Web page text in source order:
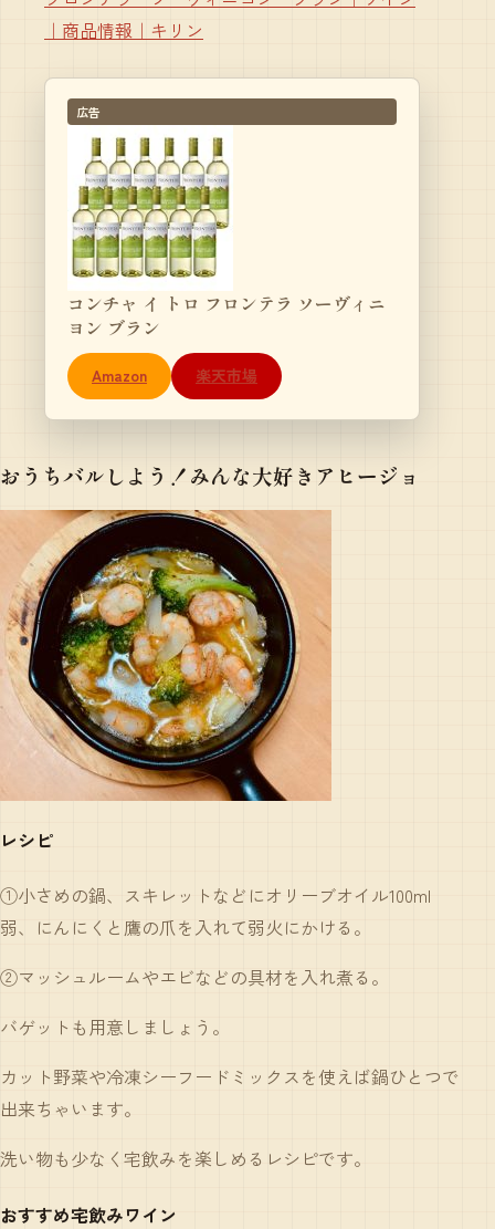
｜商品情報｜キリン
広告
コンチャ イ トロ フロンテラ ソーヴィニ
ヨン ブラン
Amazon 楽天市場
おうちバルしよう！みんな大好きアヒージョ
レシピ
①小さめの鍋、スキレットなどにオリーブオイル100ml
弱、にんにくと鷹の爪を入れて弱火にかける。
②マッシュルームやエビなどの具材を入れ煮る。
バゲットも用意しましょう。
カット野菜や冷凍シーフードミックスを使えば鍋ひとつで
出来ちゃいます。
洗い物も少なく宅飲みを楽しめるレシピです。
おすすめ宅飲みワイン